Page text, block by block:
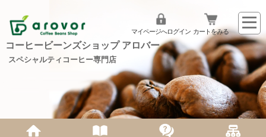
コーヒービーンズショップ アロバー
スペシャルティコーヒー専門店
マイページへログイン カートをみる